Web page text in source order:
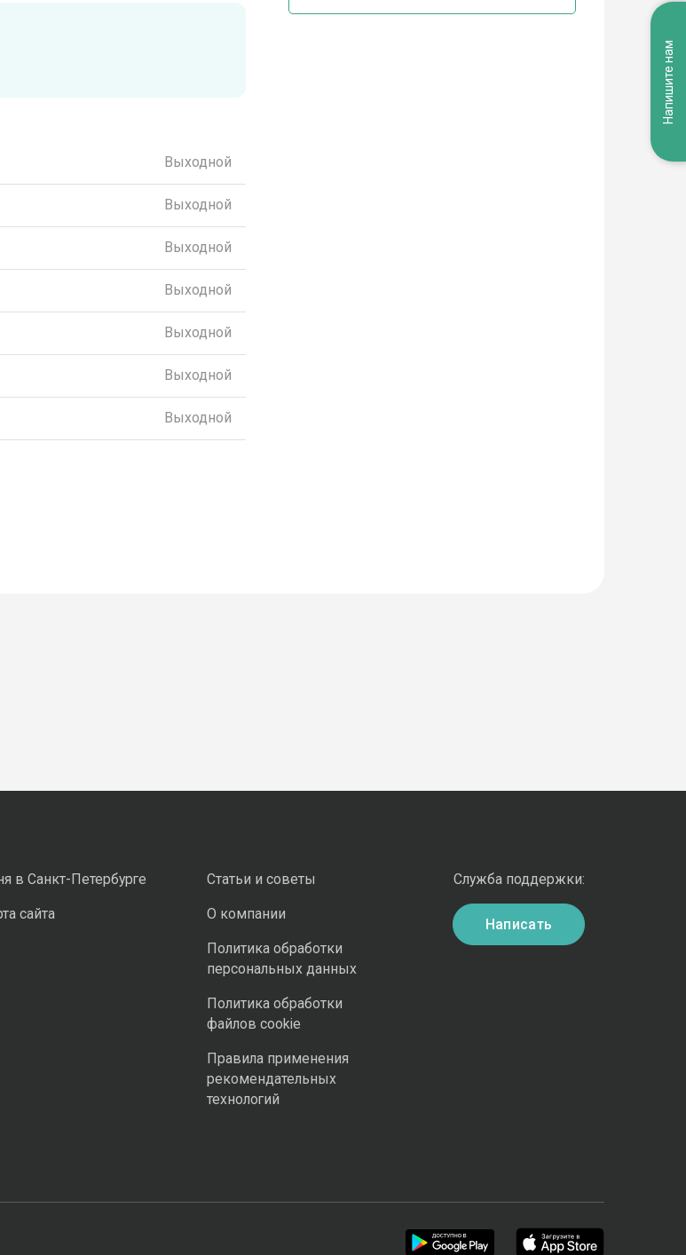
Выходной
Выходной
Выходной
Выходной
Выходной
Выходной
Выходной
в Санкт-Петербурге
сайта
Статьи и советы
О компании
Политика обработки
персональных данных
Политика обработки
файлов cookie
Правила применения
рекомендательных
технологий
Служба поддержки:
Написать
Напишите нам